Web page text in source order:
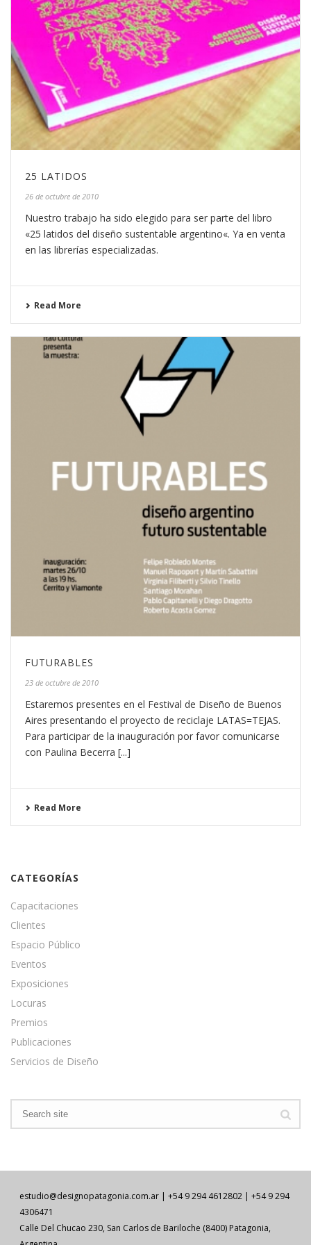
25 LATIDOS
26 de octubre de 2010
Nuestro trabajo ha sido elegido para ser parte del libro
«25 latidos del diseño sustentable argentino«. Ya en venta
en las librerías especializadas.
Read More
FUTURABLES
23 de octubre de 2010
Estaremos presentes en el Festival de Diseño de Buenos
Aires presentando el proyecto de reciclaje LATAS=TEJAS.
Para participar de la inauguración por favor comunicarse
con Paulina Becerra [...]
Read More
CATEGORÍAS
Capacitaciones
Clientes
Espacio Público
Eventos
Exposiciones
Locuras
Premios
Publicaciones
Servicios de Diseño
estudio@designopatagonia.com.ar | +54 9 294 4612802 | +54 9 294
4306471
Calle Del Chucao 230, San Carlos de Bariloche (8400) Patagonia,